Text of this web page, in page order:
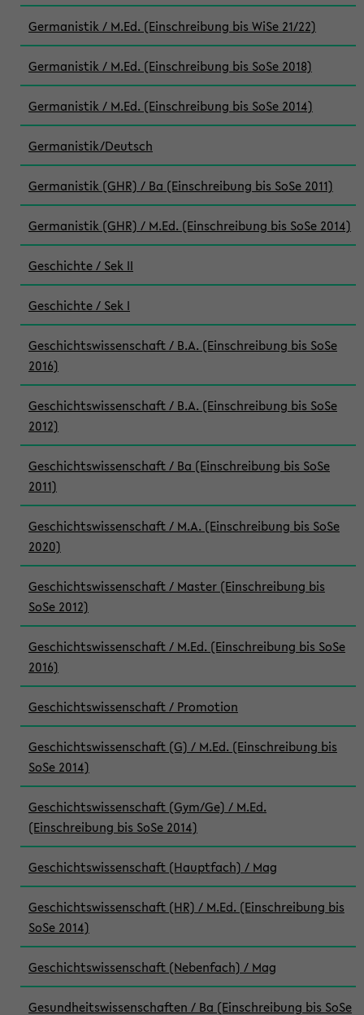
Germanistik / M.Ed. (Einschreibung bis WiSe 21/22)
Germanistik / M.Ed. (Einschreibung bis SoSe 2018)
Germanistik / M.Ed. (Einschreibung bis SoSe 2014)
Germanistik/Deutsch
Germanistik (GHR) / Ba (Einschreibung bis SoSe 2011)
Germanistik (GHR) / M.Ed. (Einschreibung bis SoSe 2014)
Geschichte / Sek II
Geschichte / Sek I
Geschichtswissenschaft / B.A. (Einschreibung bis SoSe
2016)
Geschichtswissenschaft / B.A. (Einschreibung bis SoSe
2012)
Geschichtswissenschaft / Ba (Einschreibung bis SoSe
2011)
Geschichtswissenschaft / M.A. (Einschreibung bis SoSe
2020)
Geschichtswissenschaft / Master (Einschreibung bis
SoSe 2012)
Geschichtswissenschaft / M.Ed. (Einschreibung bis SoSe
2016)
Geschichtswissenschaft / Promotion
Geschichtswissenschaft (G) / M.Ed. (Einschreibung bis
SoSe 2014)
Geschichtswissenschaft (Gym/Ge) / M.Ed.
(Einschreibung bis SoSe 2014)
Geschichtswissenschaft (Hauptfach) / Mag
Geschichtswissenschaft (HR) / M.Ed. (Einschreibung bis
SoSe 2014)
Geschichtswissenschaft (Nebenfach) / Mag
Gesundheitswissenschaften / Ba (Einschreibung bis SoSe